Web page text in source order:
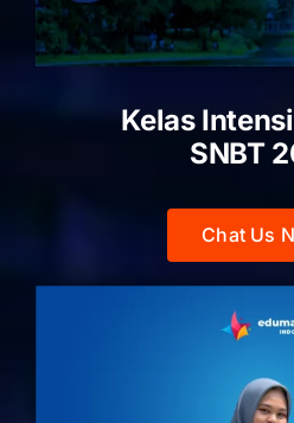
Kelas
SNBT
Chat Us